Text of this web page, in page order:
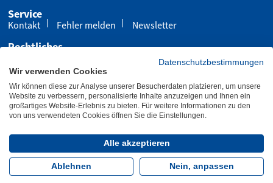
Service
Kontakt Fehler melden Newsletter
Rechtliches
Cookies
Barrierefreiheit
Übersicht Leichte Sprache Gebärdensprache
Letzte Aktualisierung 15.10.2025
Folgen Sie uns:
Datenschutzbestimmungen
Wir verwenden Cookies
Wir können diese zur Analyse unserer Besucherdaten platzieren, um unsere
Website zu verbessern, personalisierte Inhalte anzuzeigen und Ihnen ein
großartiges Website-Erlebnis zu bieten. Für weitere Informationen zu den
von uns verwendeten Cookies öffnen Sie die Einstellungen.
Alle akzeptieren
Ablehnen Nein, anpassen